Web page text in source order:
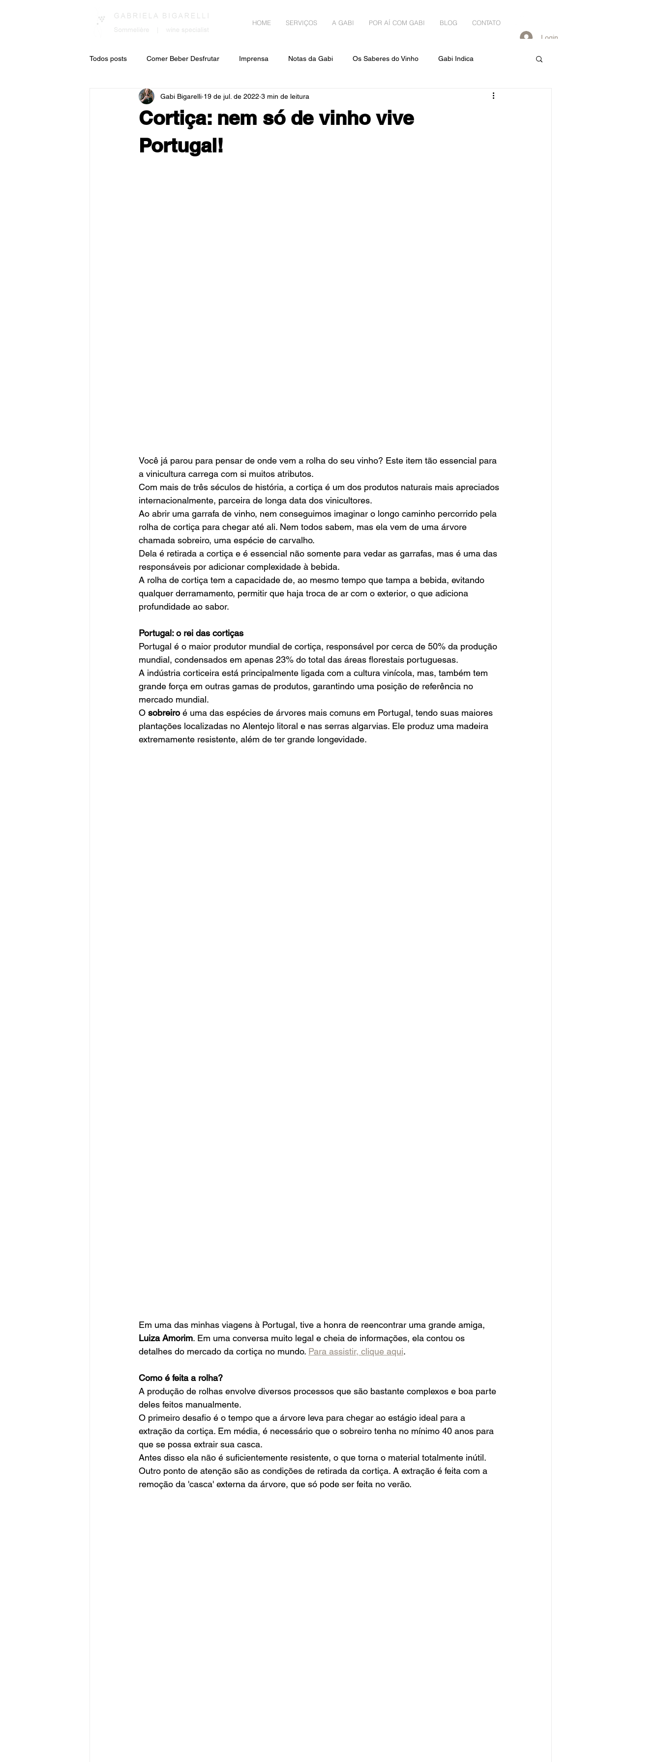
HOME SERVIÇOS A GABI POR AÍ COM GABI BLOG
CONTATO
Login
Todos posts Comer Beber Desfrutar Imprensa Notas da Gabi Os Saberes do Vinho Gabi Indica
Consultoria Por aí com Gabi Gabi pelo Mundo
Cortiça: nem só de vinho vive
Portugal!
Gabi Bigarelli 19 de jul. de 2022 3 min de leitura
Você já parou para pensar de onde vem a rolha do seu vinho? Este item tão essencial para
a vinicultura carrega com si muitos atributos.
Com mais de três séculos de história, a cortiça é um dos produtos naturais mais apreciados
internacionalmente, parceira de longa data dos vinicultores.
Ao abrir uma garrafa de vinho, nem conseguimos imaginar o longo caminho percorrido pela
rolha de cortiça para chegar até ali. Nem todos sabem, mas ela vem de uma árvore
chamada sobreiro, uma espécie de carvalho.
Dela é retirada a cortiça e é essencial não somente para vedar as garrafas, mas é uma das
responsáveis por adicionar complexidade à bebida.
A rolha de cortiça tem a capacidade de, ao mesmo tempo que tampa a bebida, evitando
qualquer derramamento, permitir que haja troca de ar com o exterior, o que adiciona
profundidade ao sabor.
Portugal: o rei das cortiças
Portugal é o maior produtor mundial de cortiça, responsável por cerca de 50% da produção
mundial, condensados em apenas 23% do total das áreas florestais portuguesas.
A indústria corticeira está principalmente ligada com a cultura vinícola, mas, também tem
grande força em outras gamas de produtos, garantindo uma posição de referência no
mercado mundial.
O sobreiro é uma das espécies de árvores mais comuns em Portugal, tendo suas maiores
plantações localizadas no Alentejo litoral e nas serras algarvias. Ele produz uma madeira
extremamente resistente, além de ter grande longevidade.
Em uma das minhas viagens à Portugal, tive a honra de reencontrar uma grande amiga,
Luiza Amorim. Em uma conversa muito legal e cheia de informações, ela contou os
detalhes do mercado da cortiça no mundo. Para assistir, clique aqui.
Como é feita a rolha?
A produção de rolhas envolve diversos processos que são bastante complexos e boa parte
deles feitos manualmente.
O primeiro desafio é o tempo que a árvore leva para chegar ao estágio ideal para a
extração da cortiça. Em média, é necessário que o sobreiro tenha no mínimo 40 anos para
que se possa extrair sua casca.
Antes disso ela não é suficientemente resistente, o que torna o material totalmente inútil.
Outro ponto de atenção são as condições de retirada da cortiça. A extração é feita com a
remoção da 'casca' externa da árvore, que só pode ser feita no verão.